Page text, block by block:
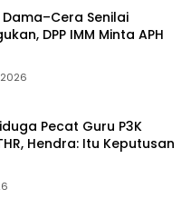
Senilai
DPP IMM Minta APH
Pecat Guru P3K
Hendra: Itu Keputusan